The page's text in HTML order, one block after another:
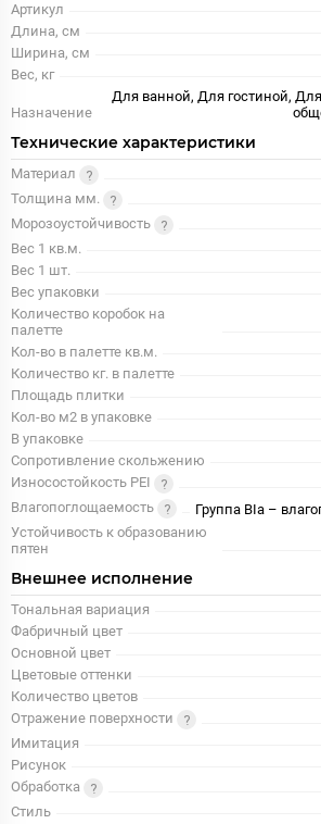
Артикул
Длина, см
Ширина, см
Вес, кг
Назначение
Для ванной, Для гостиной,
Технические характеристики
Материал
Толщина мм.
Морозоустойчивость
Вес 1 кв.м.
Вес 1 шт.
Вес упаковки
Количество коробок на
палетте
Кол-во в палетте кв.м.
Количество кг. в палетте
Площадь плитки
Кол-во м2 в упаковке
В упаковке
Сопротивление скольжению
Износостойкость PEI
Влагопоглощаемость
Группа BIa –
Устойчивость к образованию
пятен
Внешнее исполнение
Тональная вариация
Фабричный цвет
Основной цвет
Цветовые оттенки
Количество цветов
Отражение поверхности
Имитация
Рисунок
Обработка
Стиль